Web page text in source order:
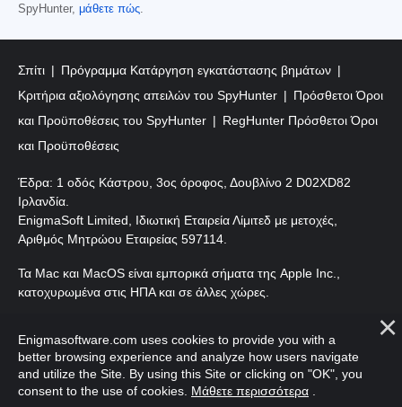
SpyHunter, μάθετε πώς.
Σπίτι
Πρόγραμμα Κατάργηση εγκατάστασης βημάτων
Κριτήρια αξιολόγησης απειλών του SpyHunter
Πρόσθετοι Όροι
και Προϋποθέσεις του SpyHunter
RegHunter Πρόσθετοι Όροι
και Προϋποθέσεις
Έδρα: 1 οδός Κάστρου, 3ος όροφος, Δουβλίνο 2 D02XD82
Ιρλανδία.
EnigmaSoft Limited, Ιδιωτική Εταιρεία Λίμιτεδ με μετοχές,
Αριθμός Μητρώου Εταιρείας 597114.
Τα Mac και MacOS είναι εμπορικά σήματα της Apple Inc.,
κατοχυρωμένα στις ΗΠΑ και σε άλλες χώρες.
επιφύλαξη παντός δικαιώματος.
Enigmasoftware.com uses cookies to provide you with a
better browsing experience and analyze how users navigate
and utilize the Site. By using this Site or clicking on "OK", you
consent to the use of cookies. Μάθετε περισσότερα